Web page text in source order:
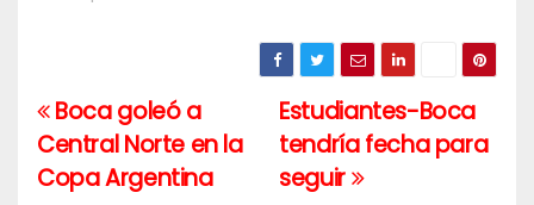
Navegación
de
Estudiantes-Boca
tendría fecha para
seguir
Boca goleó a
Central Norte en la
Copa Argentina